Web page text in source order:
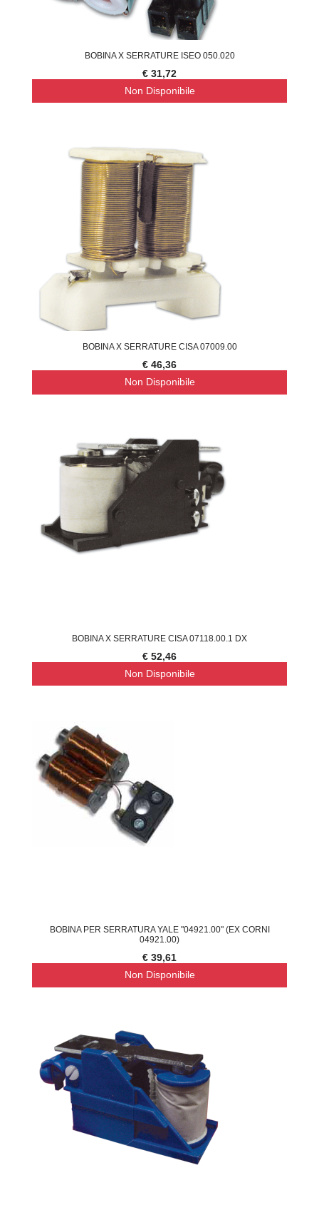
BOBINA X SERRATURE ISEO 050.020
€ 31,72
Non Disponibile
BOBINA X SERRATURE CISA 07009.00
€ 46,36
Non Disponibile
BOBINA X SERRATURE CISA 07118.00.1 DX
€ 52,46
Non Disponibile
BOBINA PER SERRATURA YALE "04921.00" (EX CORNI
04921.00)
€ 39,61
Non Disponibile